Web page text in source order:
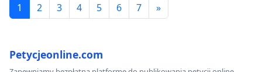
1 2 3 4 5 6 7 »
Petycjeonline.com